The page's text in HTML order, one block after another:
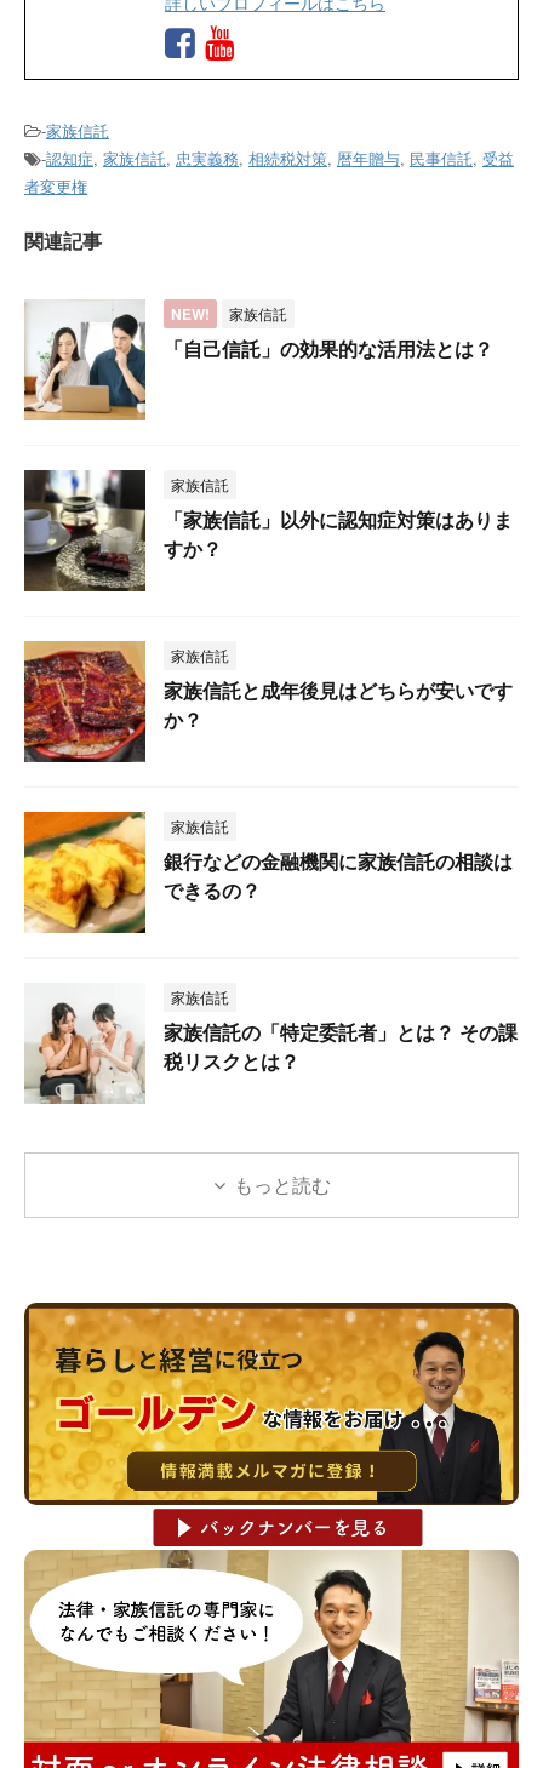
-家族信託
-認知症, 家族信託, 忠実義務, 相続税対策, 暦年贈与, 民事信託, 受益
者変更権
関連記事
NEW! 家族信託
「自己信託」の効果的な活用法とは？
家族信託
「家族信託」以外に認知症対策はありま
すか？
家族信託
家族信託と成年後見はどちらが安いです
か？
家族信託
銀行などの金融機関に家族信託の相談は
できるの？
家族信託
家族信託の「特定委託者」とは？ その課
税リスクとは？
もっと読む